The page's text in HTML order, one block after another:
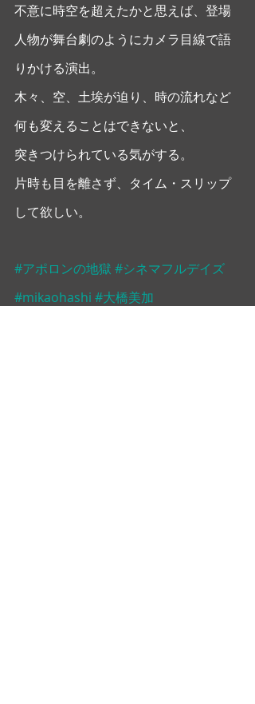
不意に時空を超えたかと思えば、登場
人物が舞台劇のようにカメラ目線で語
りかける演出。
木々、空、土埃が迫り、時の流れなど
何も変えることはできないと、
突きつけられている気がする。
片時も目を離さず、タイム・スリップ
して欲しい。
#アポロンの地獄 #シネマフルデイズ
#mikaohashi #大橋美加